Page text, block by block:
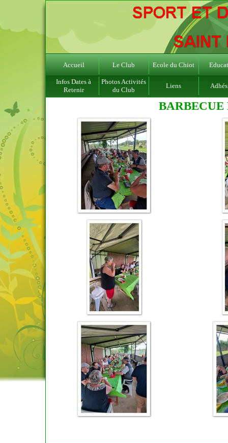
Accueil Le Club Ecole du Chiot
Infos Dates à
Retenir
Photos Activités
du Club
Liens
BARBECUE